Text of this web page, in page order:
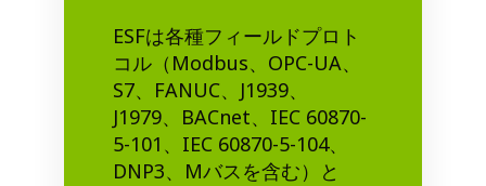
ESFは各種フィールドプロト
コル（Modbus、OPC-UA、
S7、FANUC、J1939、
J1979、BACnet、IEC 60870-
5-101、IEC 60870-5-104、
DNP3、Mバスを含む）と